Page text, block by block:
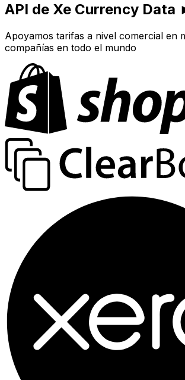
API de Xe Currency Data
Apoyamos tarifas a nivel comercial en
compañías en todo el mundo